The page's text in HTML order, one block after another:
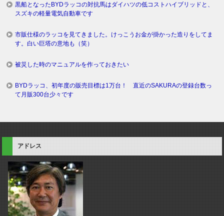
黒船となったBYDラッコの対抗馬はダイハツの低コストハイブリッドと、
スズキの軽量電気自動車です
市販仕様のラッコを見てきました。けっこうお金が掛かった造りをしてま
す。白い巨塔の意地も（笑）
被災した時のマニュアルを作っておきたい
BYDラッコ、初年度の販売目標は1万台！ 直近のSAKURAの登録台数っ
て月販300台少々です
アドレス